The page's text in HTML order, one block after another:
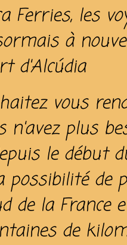
Ferries, les
à
d'Alcúdia
vous
n'avez plus
le début
possibilité de
de la France
de